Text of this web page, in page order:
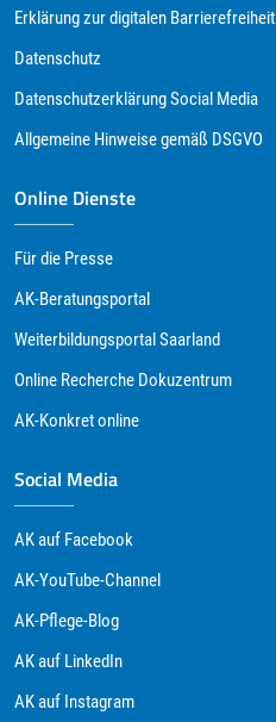
Erklärung zur digitalen Barrierefreiheit
Datenschutz
Datenschutzerklärung Social Media
Allgemeine Hinweise gemäß DSGVO
Online Dienste
Für die Presse
AK-Beratungsportal
Weiterbildungsportal Saarland
Online Recherche Dokuzentrum
AK-Konkret online
Social Media
AK auf Facebook
AK-YouTube-Channel
AK-Pflege-Blog
AK auf LinkedIn
AK auf Instagram